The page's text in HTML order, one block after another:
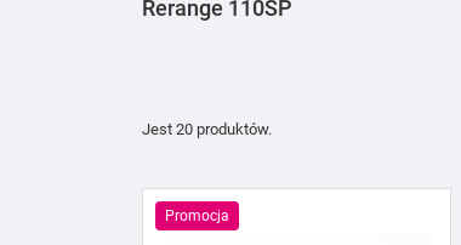
Rerange 110SP
Jest 20 produktów.
Promocja